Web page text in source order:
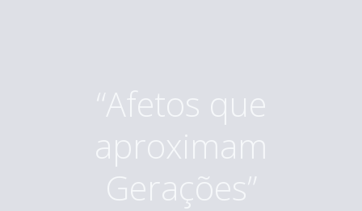
“Afetos que
aproximam
Gerações”